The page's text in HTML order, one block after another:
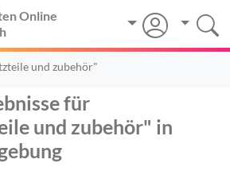
Online
und zubehör"
für
und zubehör" in